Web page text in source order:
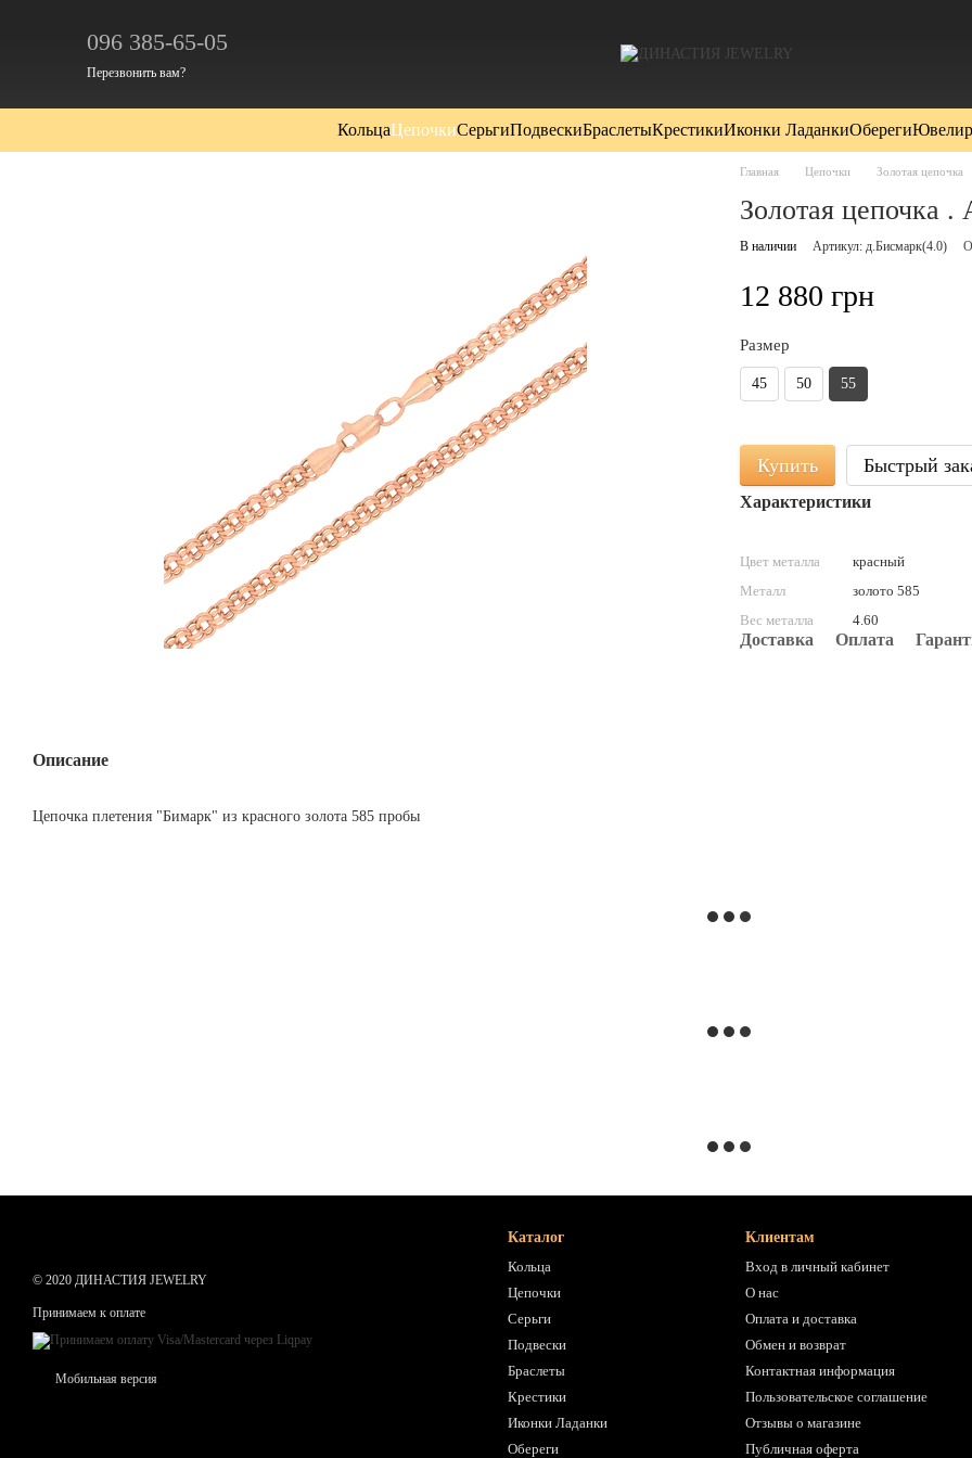
096 385-65-05
Перезвонить вам?
КольцаЦепочкиСерьгиПодвескиБраслетыКрестикиИконки ЛаданкиОбереги
Описание
Цепочка плетения "Бимарк" из красного золота 585 пробы
Главная Цепочки Золотая цепочка
Золотая цепочка
В наличии Артикул: д.Бисмарк(4.0)
12 880 грн
Размер
45 50 55
Купить Быстрый
Характеристики
Цвет металла
красный
Металл
золото 585
Вес металла
4.60
Доставка Оплата
© 2020 ДИНАСТИЯ JEWELRY
Принимаем к оплате
Мобильная версия
Каталог
Кольца
Цепочки
Серьги
Подвески
Браслеты
Крестики
Иконки Ладанки
Обереги
Клиентам
Вход в личный кабинет
О нас
Оплата и доставка
Обмен и возврат
Контактная информация
Пользовательское соглашение
Отзывы о магазине
Публичная оферта